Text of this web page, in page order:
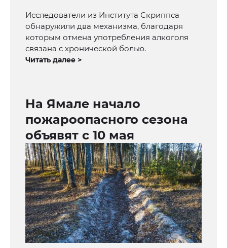
Исследователи из Института Скриппса
обнаружили два механизма, благодаря
которым отмена употребления алкоголя
связана с хронической болью.
Читать далее >
На Ямале начало
пожароопасного сезона
объявят с 10 мая